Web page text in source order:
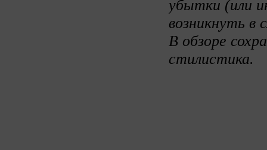
убытки (или
возникнуть в
В обзоре
стилистика.